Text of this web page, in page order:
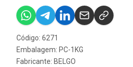
Código: 6271
Embalagem: PC-1KG
Fabricante: BELGO